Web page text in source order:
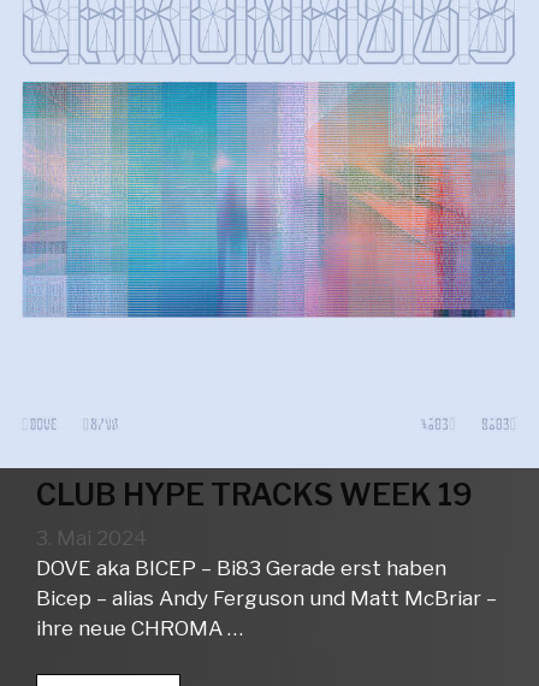
CLUB HYPE TRACKS WEEK 19
3. Mai 2024
DOVE aka BICEP – Bi83 Gerade erst haben
Bicep – alias Andy Ferguson und Matt McBriar –
ihre neue CHROMA …